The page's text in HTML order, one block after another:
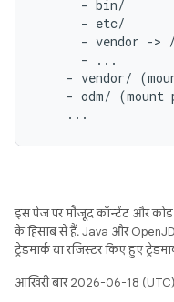
      - bin/
      - etc/
- vendor ->
      - ...
- vendor/
- odm/ (mount
इस पेज पर मौजूद कॉन्टेंट और
के हिसाब से हैं. Java और
ट्रेडमार्क या रजिस्टर किए हुए
आखिरी बार 2026-06-18